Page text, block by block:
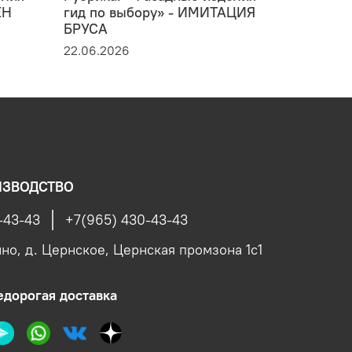
гид по выбору» - ИМИТАЦИЯ
БРУСА
22.06.2026
43
+7(965) 430-43-43
д. Цернское, Цернская промзона 1с1
доставка